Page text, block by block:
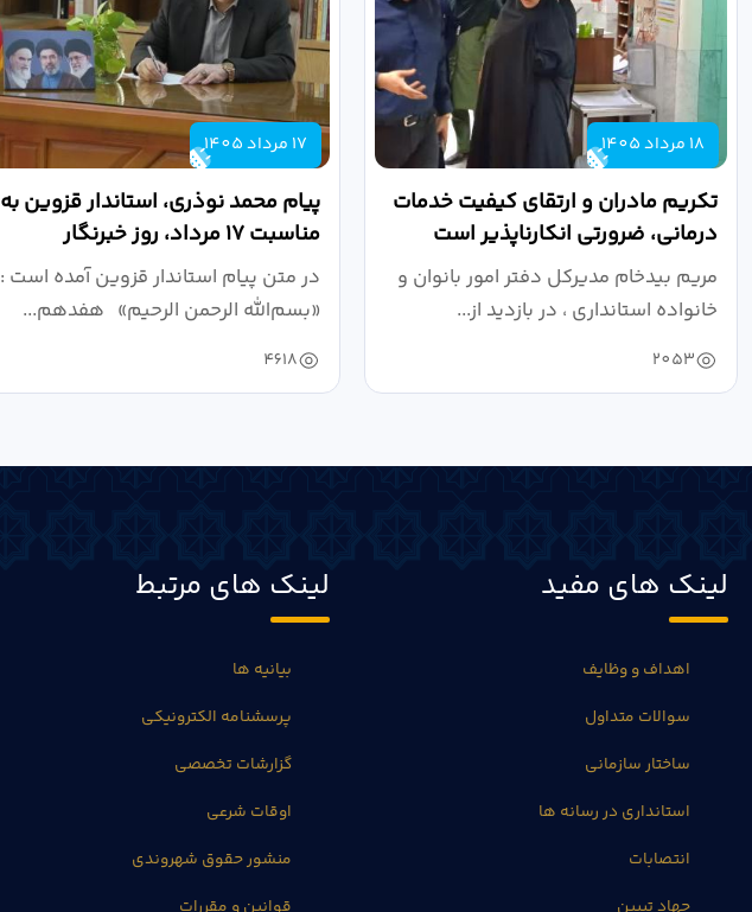
18 مرداد 1405
تکریم مادران و ارتقای کیفیت خدمات
درمانی، ضرورتی انکارناپذیر است
مریم بیدخام مدیرکل دفتر امور بانوان و
خانواده استانداری ، در بازدید از...
2053
17 مرداد 1405
پیام محمد نوذری، استاندار قزوین به
مناسبت ۱۷ مرداد، روز خبرنگار
در متن پیام استاندار قزوین آمده است :
«بسم‌الله الرحمن الرحیم» هفدهم...
4618
لینک های مفید
اهداف و وظایف
سوالات متداول
ساختار سازمانی
استانداری در رسانه ها
انتصابات
لینک های مرتبط
بیانیه ها
پرسشنامه الکترونیکی
گزارشات تخصصی
اوقات شرعی
منشور حقوق شهروندی